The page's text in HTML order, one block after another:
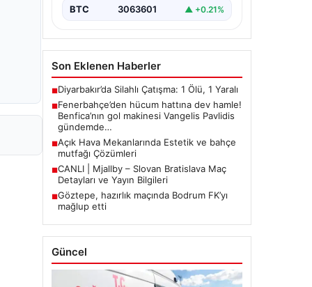
BTC 3063601 ▲ +0.21%
Son Eklenen Haberler
■Diyarbakır’da Silahlı Çatışma: 1 Ölü, 1 Yaralı
■Fenerbahçe’den hücum hattına dev hamle!
Benfica’nın gol makinesi Vangelis Pavlidis
gündemde…
■Açık Hava Mekanlarında Estetik ve bahçe
mutfağı Çözümleri
■CANLI | Mjallby – Slovan Bratislava Maç
Detayları ve Yayın Bilgileri
■Göztepe, hazırlık maçında Bodrum FK’yı
mağlup etti
Güncel